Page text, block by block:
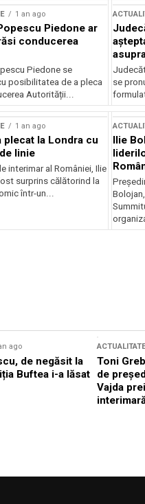
1 an ago
Piedone ar
conducerea
Piedone se
posibilitatea de a pleca
Autorității...
se
1 an ago
plecat la Londra cu
linie
interimar al României, Ilie
surprins călătorind la
într-un...
Ilie
și
ago
de negăsit la
Buftea i-a lăsat
Toni
de
Vajda